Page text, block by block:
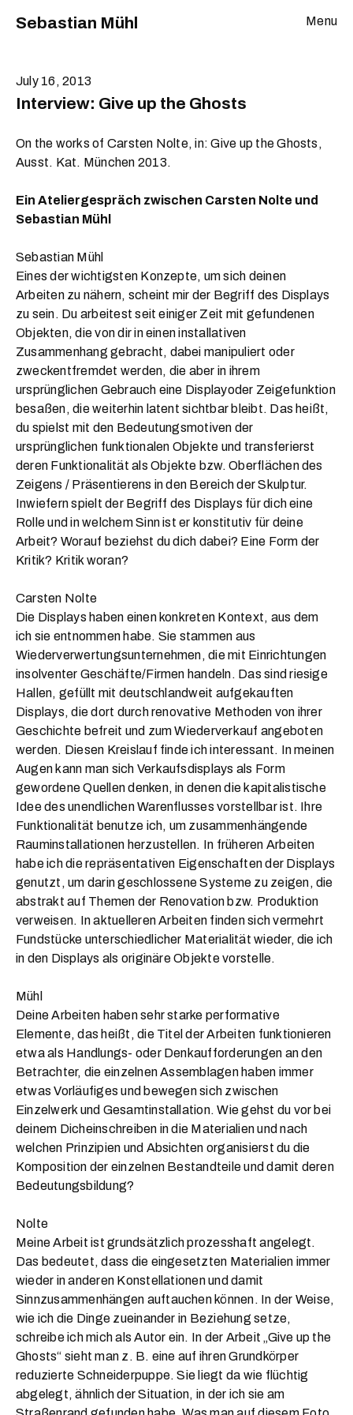
Menu
Sebastian Mühl
July 16, 2013
Interview: Give up the Ghosts
On the works of Carsten Nolte, in: Give up the Ghosts,
Ausst. Kat. München 2013.
Ein Ateliergespräch zwischen Carsten Nolte und
Sebastian Mühl
Sebastian Mühl
Eines der wichtigsten Konzepte, um sich deinen
Arbeiten zu nähern, scheint mir der Begriff des Displays
zu sein. Du arbeitest seit einiger Zeit mit gefundenen
Objekten, die von dir in einen installativen
Zusammenhang gebracht, dabei manipuliert oder
zweckentfremdet werden, die aber in ihrem
ursprünglichen Gebrauch eine Displayoder Zeigefunktion
besaßen, die weiterhin latent sichtbar bleibt. Das heißt,
du spielst mit den Bedeutungsmotiven der
ursprünglichen funktionalen Objekte und transferierst
deren Funktionalität als Objekte bzw. Oberflächen des
Zeigens / Präsentierens in den Bereich der Skulptur.
Inwiefern spielt der Begriff des Displays für dich eine
Rolle und in welchem Sinn ist er konstitutiv für deine
Arbeit? Worauf beziehst du dich dabei? Eine Form der
Kritik? Kritik woran?
Carsten Nolte
Die Displays haben einen konkreten Kontext, aus dem
ich sie entnommen habe. Sie stammen aus
Wiederverwertungsunternehmen, die mit Einrichtungen
insolventer Geschäfte/Firmen handeln. Das sind riesige
Hallen, gefüllt mit deutschlandweit aufgekauften
Displays, die dort durch renovative Methoden von ihrer
Geschichte befreit und zum Wiederverkauf angeboten
werden. Diesen Kreislauf finde ich interessant. In meinen
Augen kann man sich Verkaufsdisplays als Form
gewordene Quellen denken, in denen die kapitalistische
Idee des unendlichen Warenflusses vorstellbar ist. Ihre
Funktionalität benutze ich, um zusammenhängende
Rauminstallationen herzustellen. In früheren Arbeiten
habe ich die repräsentativen Eigenschaften der Displays
genutzt, um darin geschlossene Systeme zu zeigen, die
abstrakt auf Themen der Renovation bzw. Produktion
verweisen. In aktuelleren Arbeiten finden sich vermehrt
Fundstücke unterschiedlicher Materialität wieder, die ich
in den Displays als originäre Objekte vorstelle.
Mühl
Deine Arbeiten haben sehr starke performative
Elemente, das heißt, die Titel der Arbeiten funktionieren
etwa als Handlungs- oder Denkaufforderungen an den
Betrachter, die einzelnen Assemblagen haben immer
etwas Vorläufiges und bewegen sich zwischen
Einzelwerk und Gesamtinstallation. Wie gehst du vor bei
deinem Dicheinschreiben in die Materialien und nach
welchen Prinzipien und Absichten organisierst du die
Komposition der einzelnen Bestandteile und damit deren
Bedeutungsbildung?
Nolte
Meine Arbeit ist grundsätzlich prozesshaft angelegt.
Das bedeutet, dass die eingesetzten Materialien immer
wieder in anderen Konstellationen und damit
Sinnzusammenhängen auftauchen können. In der Weise,
wie ich die Dinge zueinander in Beziehung setze,
schreibe ich mich als Autor ein. In der Arbeit „Give up the
Ghosts“ sieht man z. B. eine auf ihren Grundkörper
reduzierte Schneiderpuppe. Sie liegt da wie flüchtig
abgelegt, ähnlich der Situation, in der ich sie am